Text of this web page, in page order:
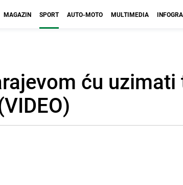
MAGAZIN SPORT AUTO-MOTO MULTIMEDIA
ću